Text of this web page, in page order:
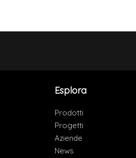
Esplora
Prodotti
Progetti
Aziende
News